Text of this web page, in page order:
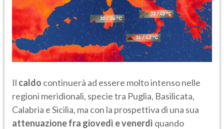
Il caldo continuerà ad essere molto intenso nelle
regioni meridionali, specie tra Puglia, Basilicata,
Calabria e Sicilia, ma con la prospettiva di una sua
attenuazione fra giovedì e venerdì quando